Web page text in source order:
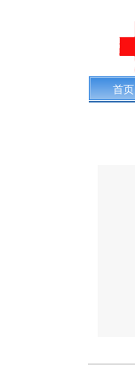
首页